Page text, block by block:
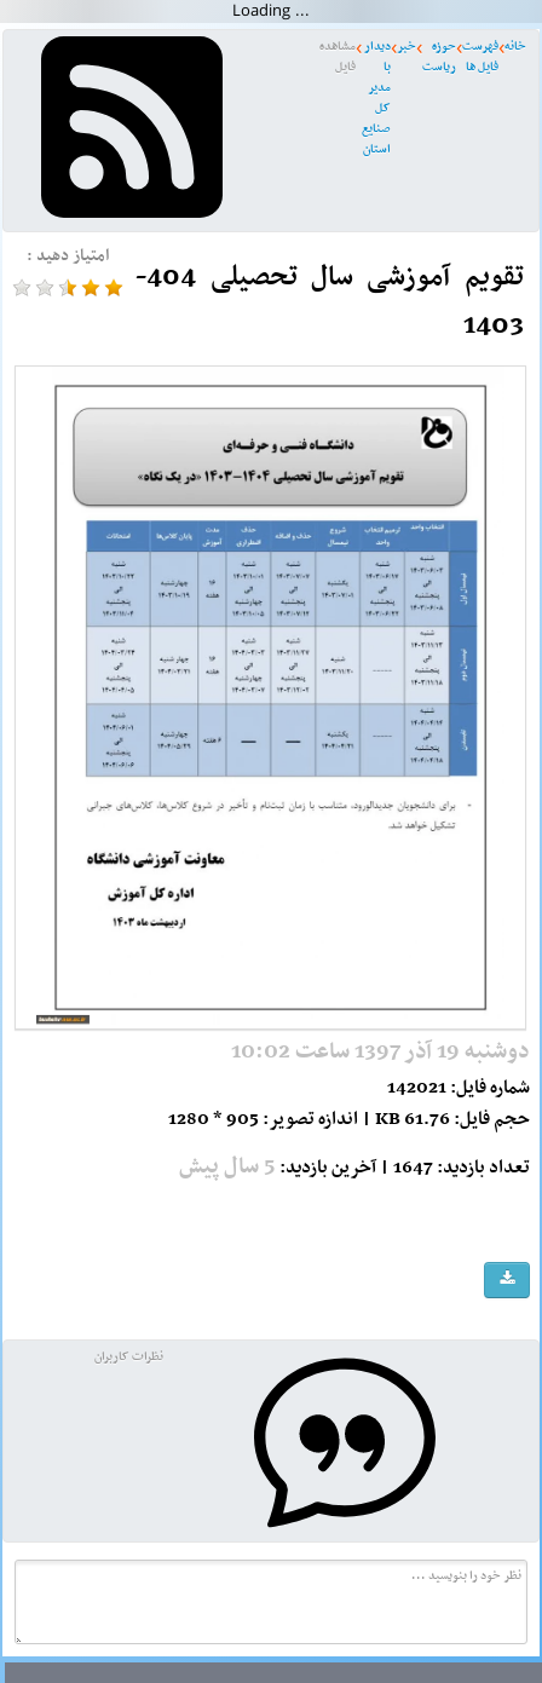
خانه فهرست
فایل ها
حوزه
ریاست
خبر دیدار
با
مدیر
کل
صنایع
استان
مشاهده
فایل
امتیاز دهید :
تقویم آموزشی سال تحصیلی 404-
1403
دوشنبه 19 آذر 1397 ساعت 10:02
شماره فایل: 142021
حجم فایل: 61.76 KB | اندازه تصویر: 905 * 1280
تعداد بازدید: 1647 | آخرین بازدید:
5 سال پیش
نظرات کاربران